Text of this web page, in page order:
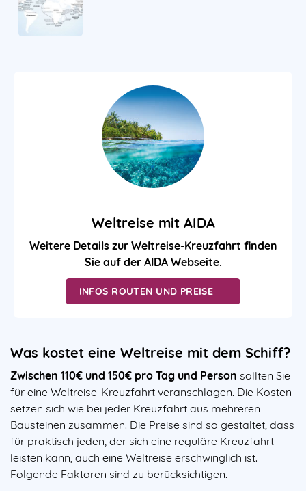
Weltreise mit AIDA
Weitere Details zur Weltreise-Kreuzfahrt finden
Sie auf der AIDA Webseite.
INFOS ROUTEN UND PREISE
Was kostet eine Weltreise mit dem Schiff?
Zwischen 110€ und 150€ pro Tag und Person sollten Sie
für eine Weltreise-Kreuzfahrt veranschlagen. Die Kosten
setzen sich wie bei jeder Kreuzfahrt aus mehreren
Bausteinen zusammen. Die Preise sind so gestaltet, dass
für praktisch jeden, der sich eine reguläre Kreuzfahrt
leisten kann, auch eine Weltreise erschwinglich ist.
Folgende Faktoren sind zu berücksichtigen.